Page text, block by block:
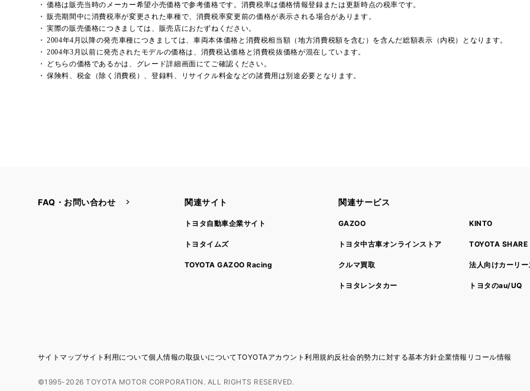
価格は販売当時のメーカー希望小売価格で参考価格です。消費税率は価格情報登録または更新時点の税率です。
販売期間中に消費税率が変更された車種で、消費税率変更前の価格が表示される場合があります。
実際の販売価格につきましては、販売店におたずねください。
2004年4月以降の発売車種につきましては、車両本体価格と消費税相当額（地方消費税額を含む）を含んだ総額表示（内税）となります。
2004年3月以前に発売されたモデルの価格は、消費税込価格と消費税抜価格が混在しています。
どちらの価格であるかは、グレード詳細画面にてご確認ください。
保険料、税金（除く消費税）、登録料、リサイクル料金などの諸費用は別途必要となります。
FAQ・お問い合わせ 関連サイト
トヨタ自動車企業サイト
トヨタイムズ
TOYOTA GAZOO Racing
関連サービス
GAZOO
トヨタ中古車オンラインストア
クルマ買取
トヨタレンタカー
KINTO
TOYOTA SHARE
法人向けカーリー
トヨタのau/UQ
サイトマップサイト利用について個人情報の取扱いについてTOYOTAアカウント利用規約反社会的勢力に対する基本方針企業情報 リコール情報
©1995-2026 TOYOTA MOTOR CORPORATION. ALL RIGHTS RESERVED.